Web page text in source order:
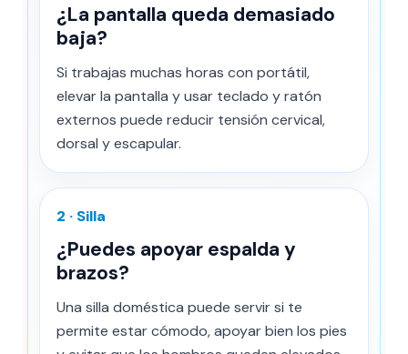
¿La pantalla queda demasiado
baja?
Si trabajas muchas horas con portátil,
elevar la pantalla y usar teclado y ratón
externos puede reducir tensión cervical,
dorsal y escapular.
2 · Silla
¿Puedes apoyar espalda y
brazos?
Una silla doméstica puede servir si te
permite estar cómodo, apoyar bien los pies